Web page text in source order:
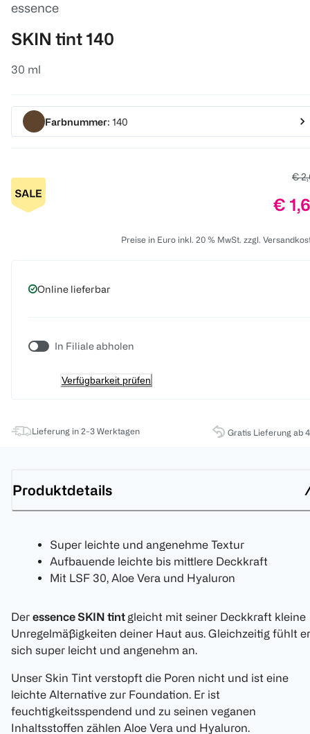
essence
SKIN tint 140
30 ml
Farbnummer: 140
€
€
Preise in Euro inkl. 20 % MwSt. zzgl.
Online lieferbar
In Filiale abholen
Verfügbarkeit prüfen
Lieferung in 2-3 Werktagen Gratis Lieferung ab
Produktdetails
Super leichte und angenehme Textur
Aufbauende leichte bis mittlere Deckkraft
Mit LSF 30, Aloe Vera und Hyaluron
Der essence SKIN tint gleicht mit seiner Deckkraft kleine
Unregelmäßigkeiten deiner Haut aus. Gleichzeitig fühlt er
sich super leicht und angenehm an.
Unser Skin Tint verstopft die Poren nicht und ist eine
leichte Alternative zur Foundation. Er ist
feuchtigkeitsspendend und zu seinen veganen
Inhaltsstoffen zählen Aloe Vera und Hyaluron.